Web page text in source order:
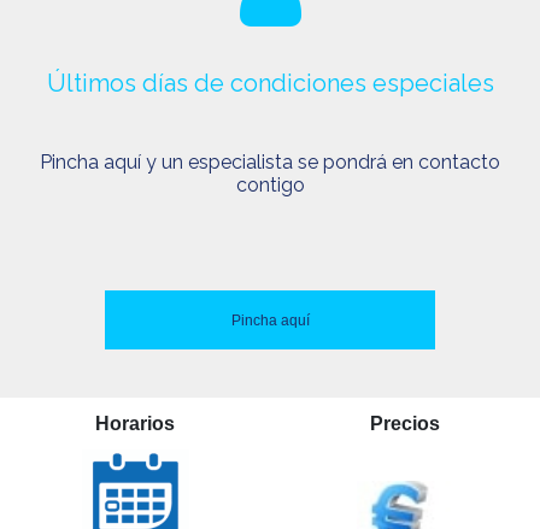
Últimos días de condiciones especiales
Pincha aquí y un especialista se pondrá en contacto
contigo
Pincha aquí
Horarios Precios